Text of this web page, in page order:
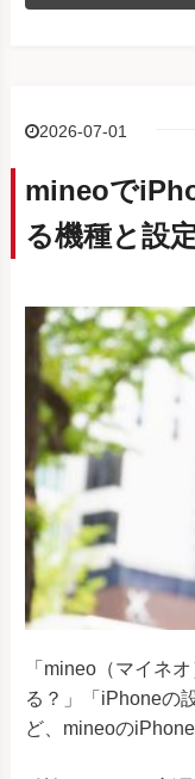
2026-07-01
mineoで
る機種と設
「mineo（マイネ
る？」「iPhoneの
ど、mineoの